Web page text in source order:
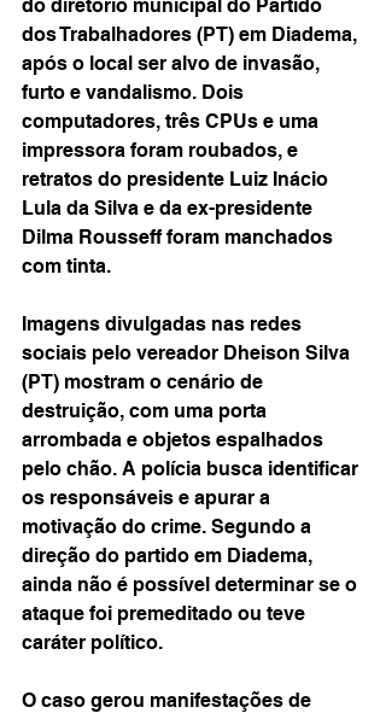
do diretório municipal do Partido
dos Trabalhadores (PT) em Diadema,
após o local ser alvo de invasão,
furto e vandalismo. Dois
computadores, três CPUs e uma
impressora foram roubados, e
retratos do presidente Luiz Inácio
Lula da Silva e da ex-presidente
Dilma Rousseff foram manchados
com tinta.
Imagens divulgadas nas redes
sociais pelo vereador Dheison Silva
(PT) mostram o cenário de
destruição, com uma porta
arrombada e objetos espalhados
pelo chão. A polícia busca identificar
os responsáveis e apurar a
motivação do crime. Segundo a
direção do partido em Diadema,
ainda não é possível determinar se o
ataque foi premeditado ou teve
caráter político.
O caso gerou manifestações de